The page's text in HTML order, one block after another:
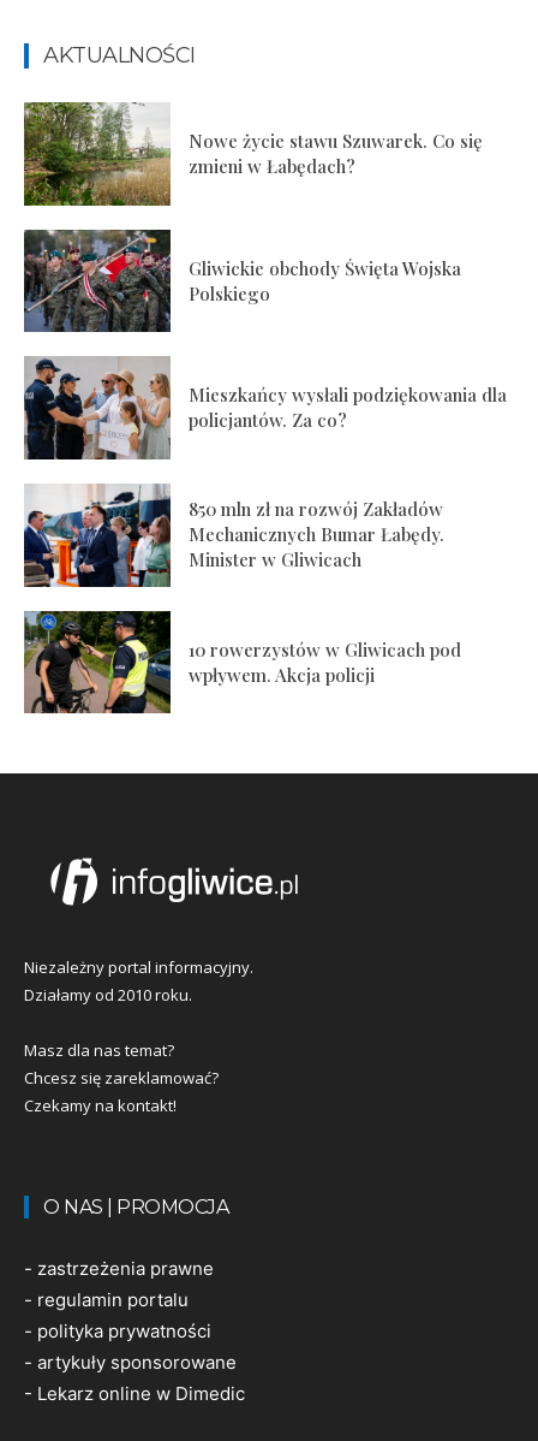
AKTUALNOŚCI
Nowe życie stawu Szuwarek. Co się
zmieni w Łabędach?
Gliwickie obchody Święta Wojska
Polskiego
Mieszkańcy wysłali podziękowania dla
policjantów. Za co?
850 mln zł na rozwój Zakładów
Mechanicznych Bumar Łabędy.
Minister w Gliwicach
10 rowerzystów w Gliwicach pod
wpływem. Akcja policji
Niezależny portal informacyjny.
Działamy od 2010 roku.
Masz dla nas temat?
Chcesz się zareklamować?
Czekamy na kontakt!
O NAS | PROMOCJA
- zastrzeżenia prawne
- regulamin portalu
- polityka prywatności
- artykuły sponsorowane
- Lekarz online w Dimedic